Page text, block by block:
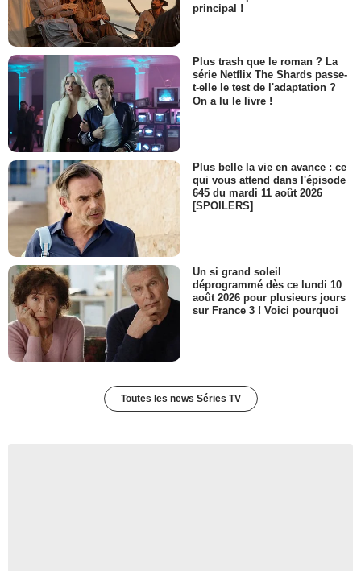
principal !
Plus trash que le roman ? La
série Netflix The Shards passe-
t-elle le test de l'adaptation ?
On a lu le livre !
Plus belle la vie en avance : ce
qui vous attend dans l'épisode
645 du mardi 11 août 2026
[SPOILERS]
Un si grand soleil
déprogrammé dès ce lundi 10
août 2026 pour plusieurs jours
sur France 3 ! Voici pourquoi
Toutes les news Séries TV